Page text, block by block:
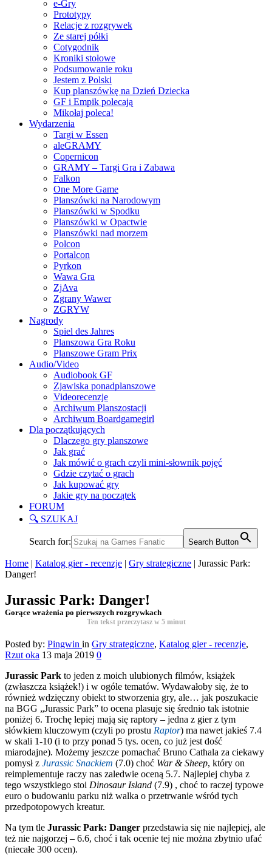
e-Gry
Prototypy
Relacje z rozgrywek
Ze starej półki
Cotygodnik
Kroniki stołowe
Podsumowanie roku
Jestem z Polski
Kup planszówkę na Dzień Dziecka
GF i Empik polecają
Mikołaj poleca!
Wydarzenia
Targi w Essen
aleGRAMY
Copernicon
GRAMY – Targi Gra i Zabawa
Falkon
One More Game
Planszówki na Narodowym
Planszówki w Spodku
Planszówki w Opactwie
Planszówki nad morzem
Polcon
Portalcon
Pyrkon
Wawa Gra
ZjAva
Zgrany Wawer
ZGRYW
Nagrody
Spiel des Jahres
Planszowa Gra Roku
Planszowe Gram Prix
Audio/Video
Audiobook GF
Zjawiska ponadplanszowe
Videorecenzje
Archiwum Planszostacji
Archiwum Boardgamegirl
Dla początkujących
Dlaczego gry planszowe
Jak grać
Jak mówić o grach czyli mini-słownik pojęć
Gdzie czytać o grach
Jak kupować gry
Jakie gry na początek
FORUM
🔍 SZUKAJ
Search for: Search Button
Home | Katalog gier - recenzje | Gry strategiczne | Jurassic Park:
Danger!
Jurassic Park: Danger!
Gorące wrażenia po pierwszych rozgrywkach
Ten tekst przeczytasz w 5 minut
Posted by: Pingwin in Gry strategiczne, Katalog gier - recenzje,
Rzut oka 13 maja 2019 0
Jurassic Park to jeden z moich ulubionych filmów, książek
(zwłaszcza książek!) i w ogóle tematów. Wydawałoby się, że to
również wdzięczny obiekt to stworzenia gry, ale… jak poszukacie
na BGG „Jurassic Park” to ocena plasuje się średnio tak istotnie
poniżej 6. Trochę lepiej mają się raptory – jedna z gier z tym
słówkiem kluczowym (czyli po prostu Raptor) ma nawet jakieś 7.4
w skali 1-10 (i to przy ponad 5 tys. ocen, co już jest dość
miarodajne). Możemy jeszcze pomachać Bruno Cathala za ciekawy
pomysł z Jurassic Snackiem (7.0) choć War & Sheep, który on
reimplementuje raczy nas zaledwie oceną 5.7. Najlepiej chyba z
tego wszystkiego stoi Dinosaur Island (7.9) , choć to raczej typowe
euro o budowaniu parku niż walka o przetrwanie wśród tych
przedpotopowych kreatur.
Na tym tle Jurassic Park: Danger przedstawia się nie najlepiej, ale
też nie najgorzej – 6.6, choć i tak ocenie tej nie można zbytnio ufać
(niecałe 300 ocen).